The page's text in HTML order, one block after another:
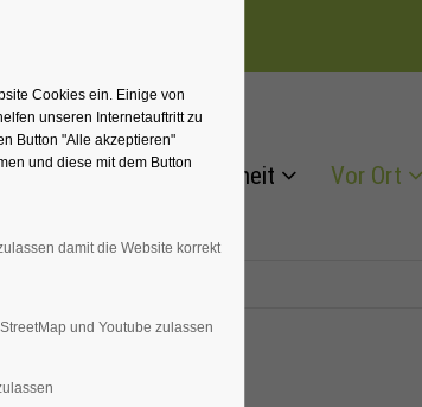
Für Ihre Gesundheit Vor Ort
Cookies ein. Einige von
unseren Internetauftritt zu
Button "Alle akzeptieren"
und diese mit dem Button
damit die Website korrekt
und Youtube zulassen